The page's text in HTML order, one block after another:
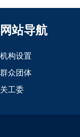
网站导航
机构设置
群众团体
关工委